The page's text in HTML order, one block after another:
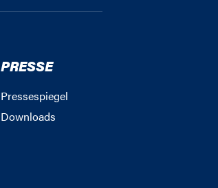
PRESSE
Pressespiegel
Downloads